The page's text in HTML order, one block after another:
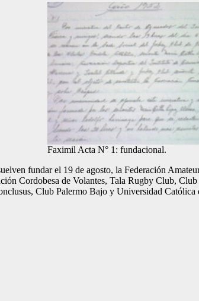
Faximil Acta N° 1: fundacional.
fundar el 19 de agosto, la Federación
Cordobesa de Volantes, Tala Rugby Club,
Club Palermo Bajo y Universidad Católica